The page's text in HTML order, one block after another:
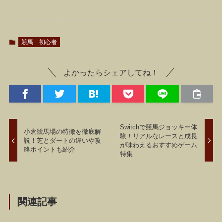
競馬 初心者
よかったらシェアしてね！
小倉競馬場の特徴を徹底解
説！芝とダートの違いや攻
略ポイントも紹介
Switchで競馬ジョッキー体
験！リアルなレースと成長
が味わえるおすすめゲーム
特集
関連記事